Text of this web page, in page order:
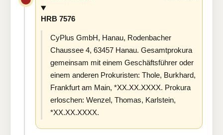
HRB 7576
CyPlus GmbH, Hanau, Rodenbacher
Chaussee 4, 63457 Hanau. Gesamtprokura
gemeinsam mit einem Geschäftsführer oder
einem anderen Prokuristen: Thole, Burkhard,
Frankfurt am Main, *XX.XX.XXXX. Prokura
erloschen: Wenzel, Thomas, Karlstein,
*XX.XX.XXXX.